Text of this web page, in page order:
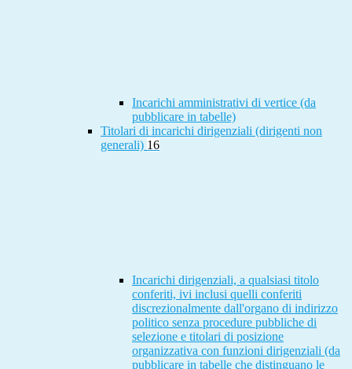
Incarichi amministrativi di vertice (da
pubblicare in tabelle)
Titolari di incarichi dirigenziali (dirigenti non
generali) 16
Incarichi dirigenziali, a qualsiasi titolo
conferiti, ivi inclusi quelli conferiti
discrezionalmente dall'organo di indirizzo
politico senza procedure pubbliche di
selezione e titolari di posizione
organizzativa con funzioni dirigenziali (da
pubblicare in tabelle che distinguano le